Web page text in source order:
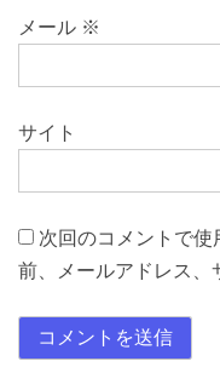
メール ※
サイト
次回のコメントで
前、メールアドレス、